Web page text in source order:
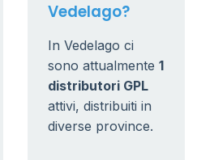
Vedelago?
In Vedelago ci
sono attualmente 1
distributori GPL
attivi, distribuiti in
diverse province.